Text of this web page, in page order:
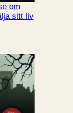
om
sitt liv